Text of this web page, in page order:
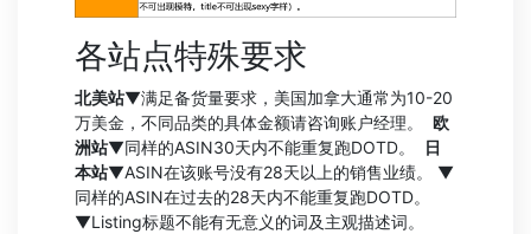
各站点特殊要求
北美站▼满足备货量要求，美国加拿大通常为10-20
万美金，不同品类的具体金额请咨询账户经理。 欧
洲站▼同样的ASIN30天内不能重复跑DOTD。
日
本站▼ASIN在该账号没有28天以上的销售业绩。 ▼
同样的ASIN在过去的28天内不能重复跑DOTD。
▼Listing标题不能有无意义的词及主观描述词。